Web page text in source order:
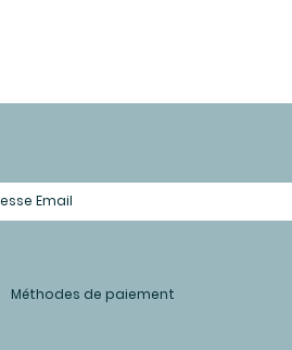
Méthodes de paiement